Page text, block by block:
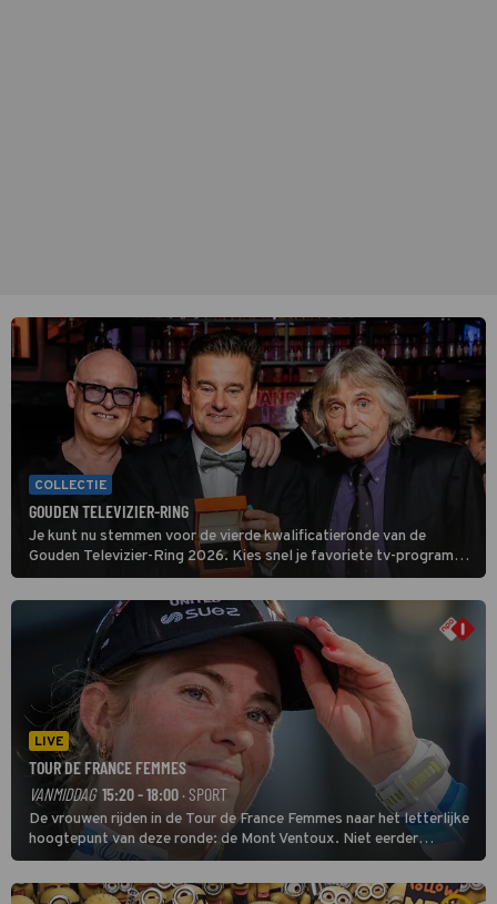
COLLECTIE
GOUDEN TELEVIZIER-RING
Je kunt nu stemmen voor de vierde kwalificatieronde van de
Gouden Televizier-Ring 2026. Kies snel je favoriete tv-programma
én streamingshow .
LIVE
TOUR DE FRANCE FEMMES
VANMIDDAG 15:20 - 18:00 · SPORT
De vrouwen rijden in de Tour de France Femmes naar het letterlijke
hoogtepunt van deze ronde: de Mont Ventoux. Niet eerder
finishten de vrouwen voor deze koers op deze kale col uit de
buitencategorie. De aanloop naar de slotklim is vlak.